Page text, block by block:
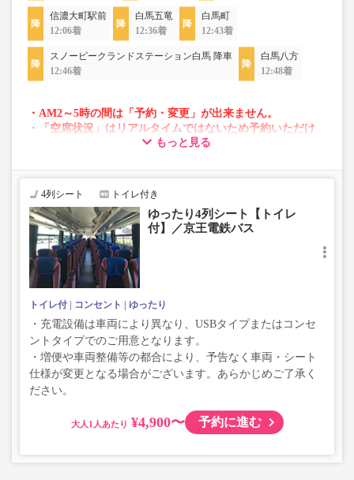
信濃大町駅前
12:06着
白馬五竜
12:36着
白馬町
12:43着
スノーピークランドステーション白馬 降車
12:46着
白馬八方
12:48着
・AM2～5時の間は「予約・変更」が出来ません。
・「空席状況」はリアルタイムではないため予約いただけ
ない場合がございます。
する場合がございます。
・車両は予告なく変更となる場合がございます。これに伴
で、あらかじめご了承ください。
もっと見る
4列シート トイレ付き
ゆったり4列シート【トイレ
付】／京王電鉄バス
トイレ付 コンセント ゆったり
・充電設備は車両により異なり、USBタイプまたはコンセ
ントタイプでのご用意となります。
・増便や車両整備等の都合により、予告なく車両・シート
仕様が変更となる場合がございます。あらかじめご了承く
ださい。
大人 ¥4,900〜 予約に進む